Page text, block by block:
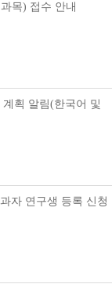
목) 접수 안내
획 알림(한국어 및
자 연구생 등록 신청